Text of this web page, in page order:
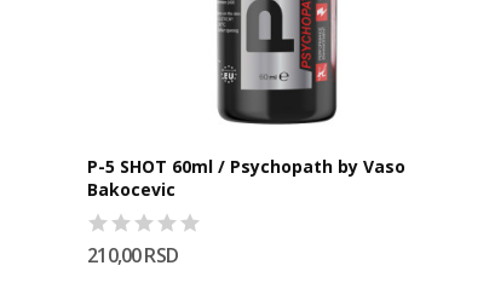
P-5 SHOT 60ml / Psychopath by Vaso
Bakocevic
210,00 RSD